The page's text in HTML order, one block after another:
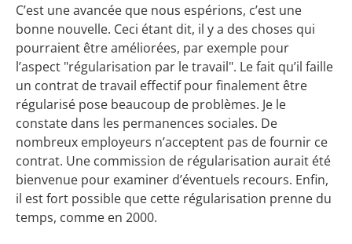
C’est une avancée que nous espérions, c’est une
bonne nouvelle. Ceci étant dit, il y a des choses qui
pourraient être améliorées, par exemple pour
l’aspect "régularisation par le travail". Le fait qu’il faille
un contrat de travail effectif pour finalement être
régularisé pose beaucoup de problèmes. Je le
constate dans les permanences sociales. De
nombreux employeurs n’acceptent pas de fournir ce
contrat. Une commission de régularisation aurait été
bienvenue pour examiner d’éventuels recours. Enfin,
il est fort possible que cette régularisation prenne du
temps, comme en 2000.